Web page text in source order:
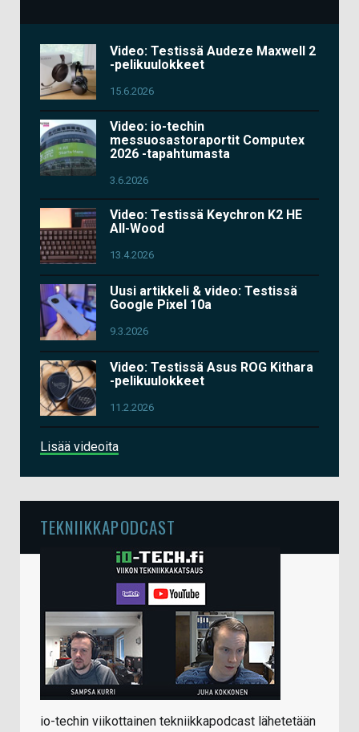
Video: Testissä Audeze Maxwell 2
-pelikuulokkeet
15.6.2026
Video: io-techin
messuosastoraportit Computex
2026 -tapahtumasta
3.6.2026
Video: Testissä Keychron K2 HE
All-Wood
13.4.2026
Uusi artikkeli & video: Testissä
Google Pixel 10a
9.3.2026
Video: Testissä Asus ROG Kithara
-pelikuulokkeet
11.2.2026
Lisää videoita
TEKNIIKKAPODCAST
io-techin viikottainen tekniikkapodcast lähetetään